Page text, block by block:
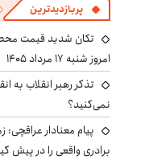
پربازدیدترین
تکان شدید قیمت
امروز شنبه ۱۷ مرداد ۱۴۰۵
تذکر رهبر انقلاب به
نمی‌کنید؟
پیام معنادار عراقچی:
برادری واقعی را در پیش